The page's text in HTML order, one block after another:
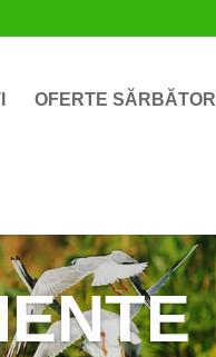
OFERTE SĂRBĂTORI